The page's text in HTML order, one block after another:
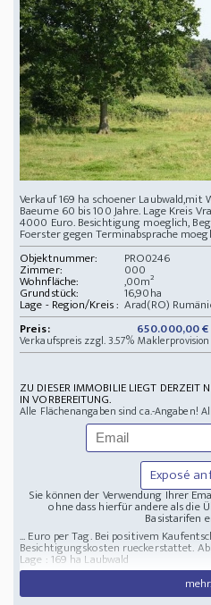
Verkauf 169 ha schoener Laubwald,mit
Baeume 60 bis 100 Jahre. Lage Kreis
4000 Euro. Besichtigung moeglich,
Foerster gegen Terminabsprache
Objektnummer:
PRO0246
Zimmer: 000
Wohnfläche: ,00m²
Grundstück: 16,90ha
Lage - Region/Kreis : Arad(RO)
Preis:
650.000,00 €
Verkaufspreis zzgl. 3.57%
ZU DIESER IMMOBILIE LIEGT DERZEIT
IN VORBEREITUNG.
Alle Flächenangaben sind ca.-Angaben!
Exposé
Sie können der Verwendung Ihrer
ohne dass hierfür andere als die
Basistarifen
... Euro per Tag. Bei positivem
Besichtigungskosten rueckerstattet.
Lage :169 ha Laubwald